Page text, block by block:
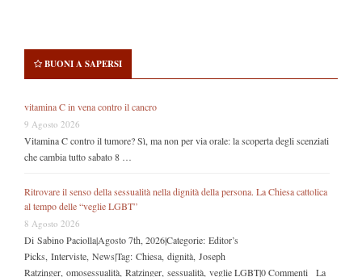
BUONI A SAPERSI
vitamina C in vena contro il cancro
9 Agosto 2026
Vitamina C contro il tumore? Sì, ma non per via orale: la scoperta degli scenziati
che cambia tutto sabato 8 …
Ritrovare il senso della sessualità nella dignità della persona. La Chiesa cattolica
al tempo delle “veglie LGBT”
8 Agosto 2026
Di Sabino Paciolla|Agosto 7th, 2026|Categorie: Editor’s
Picks, Interviste, News|Tag: Chiesa, dignità, Joseph
Ratzinger, omosessualità, Ratzinger, sessualità, veglie LGBT|0 Commenti La